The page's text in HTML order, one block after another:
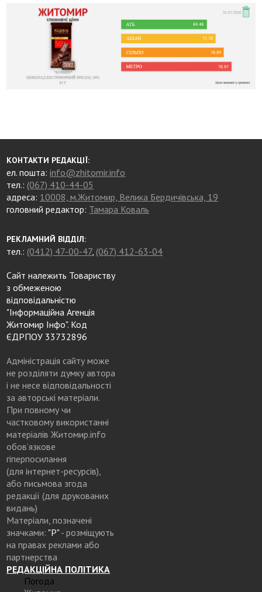
КОНТАКТИ РЕДАКЦІЇ:
ел. пошта:info@zhitomir.info
тел.: (067) 410-44-05
адреса: 10008, м.Житомир, Велика Бердичівська, 19
головний редактор: Тамара Коваль
РЕКЛАМНИЙ ВІДДІЛ:
тел.: (0412) 47-00-47, (067) 412-63-04
Сайт належить Товариству
з обмеженою
відповідальністю
"Інформаційна Агенція
Житомир Інфо". Код
ЄДРПОУ 33732896
Адміністрація сайту може
не розділяти думку автора
і не несе відповідальності
за авторські матеріали.
При повному чи
частковому використанні
матеріалів Житомир.info
обов’язкове
гіперпосилання
(для інтернет-ресурсів),
або письмова згода
редакції (для друкованих
видань)
Матеріали, позначені
значками: "Р"- розміщують
на правах реклами або
партнерства
РЕДАКЦІЙНА ПОЛІТИКА
Погода